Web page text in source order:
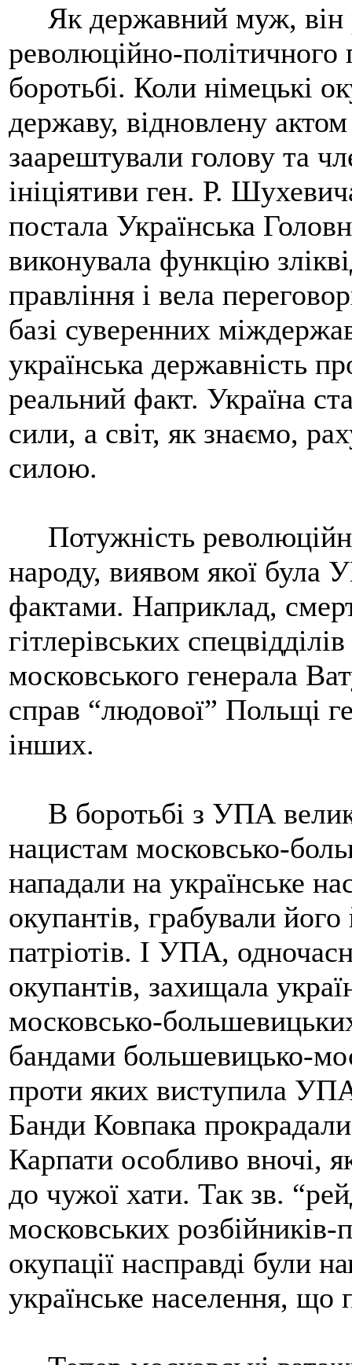
Як державний муж, він
революційно-політичного
боротьбі. Коли німецькі
державу, відновлену
заарештували голову та
ініціятиви ген. Р.
постала Українська
виконувала функцію
правління і вела
базі суверенних
українська державність
реальний факт. Україна
сили, а світ, як знаємо,
силою.
Потужність
народу, виявом якої була
фактами. Наприклад,
гітлерівських
московського генерала
справ “людової” Польщі
інших.
В боротьбі з УПА
нацистам московсько-
нападали на українське
окупантів, грабували
патріотів. І УПА,
окупантів, захищала
московсько-
бандами большевицько-
проти яких виступила
Банди Ковпака
Карпати особливо вночі,
до чужої хати. Так зв.
московських розбійників-
окупації насправді були
українське населення,